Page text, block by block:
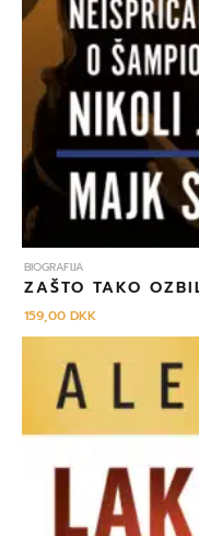
BIOGRAFIJA
ZAŠTO TAKO
159,00DKK